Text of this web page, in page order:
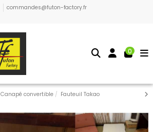
commandes@futon-factory.fr
0
Canapé convertible Fauteuil Takao